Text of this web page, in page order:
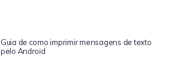
Guia de como imprimir mensagens de texto
pelo Android